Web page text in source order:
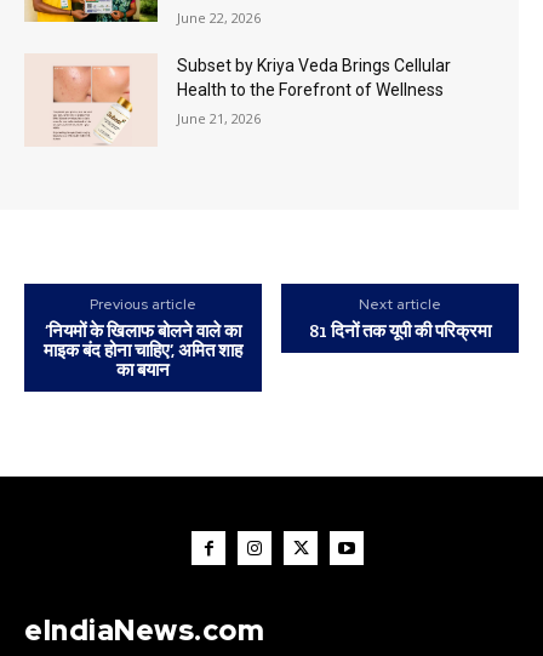
June 22, 2026
Subset by Kriya Veda Brings Cellular
Health to the Forefront of Wellness
June 21, 2026
Previous article
‘नियमों के खिलाफ बोलने वाले का
माइक बंद होना चाहिए’, अमित शाह
का बयान
Next article
81 दिनों तक यूपी की परिक्रमा
eIndiaNews.com